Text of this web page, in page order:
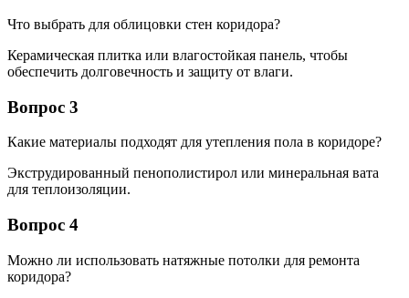
Что выбрать для облицовки стен коридора?
Керамическая плитка или влагостойкая панель, чтобы
обеспечить долговечность и защиту от влаги.
Вопрос 3
Какие материалы подходят для утепления пола в коридоре?
Экструдированный пенополистирол или минеральная вата
для теплоизоляции.
Вопрос 4
Можно ли использовать натяжные потолки для ремонта
коридора?